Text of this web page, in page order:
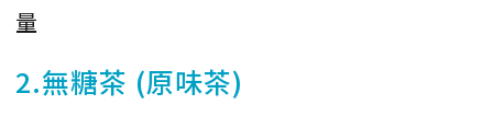
量
2.無糖茶 (原味茶)